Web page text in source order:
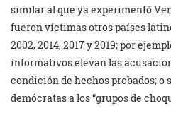
similar al que ya experimentó
fueron víctimas otros países
2002, 2014, 2017 y 2019; por
informativos elevan las
condición de hechos probados; o
demócratas a los “grupos de